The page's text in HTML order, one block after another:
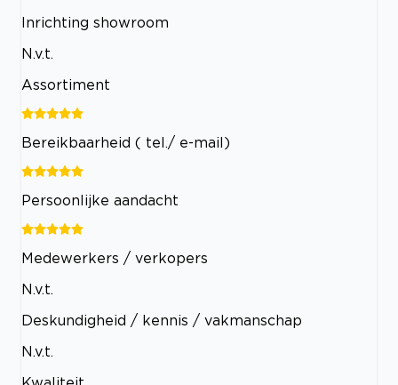
Inrichting showroom
N.v.t.
Assortiment
Bereikbaarheid ( tel./ e-mail)
Persoonlijke aandacht
Medewerkers / verkopers
N.v.t.
Deskundigheid / kennis / vakmanschap
N.v.t.